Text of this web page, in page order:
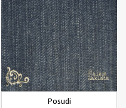
Posudi